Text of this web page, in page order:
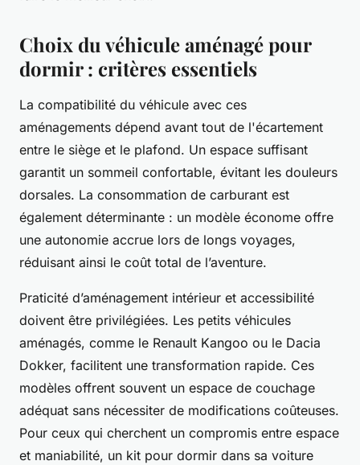
Choix du véhicule aménagé pour
dormir : critères essentiels
La compatibilité du véhicule avec ces
aménagements dépend avant tout de l'écartement
entre le siège et le plafond. Un espace suffisant
garantit un sommeil confortable, évitant les douleurs
dorsales. La consommation de carburant est
également déterminante : un modèle économe offre
une autonomie accrue lors de longs voyages,
réduisant ainsi le coût total de l’aventure.
Praticité d’aménagement intérieur et accessibilité
doivent être privilégiées. Les petits véhicules
aménagés, comme le Renault Kangoo ou le Dacia
Dokker, facilitent une transformation rapide. Ces
modèles offrent souvent un espace de couchage
adéquat sans nécessiter de modifications coûteuses.
Pour ceux qui cherchent un compromis entre espace
et maniabilité, un kit pour dormir dans sa voiture